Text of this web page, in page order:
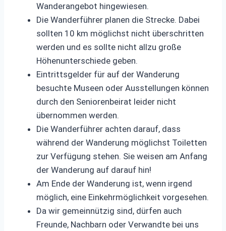
Wanderangebot hingewiesen.
Die Wanderführer planen die Strecke. Dabei
sollten 10 km möglichst nicht überschritten
werden und es sollte nicht allzu große
Höhenunterschiede geben.
Eintrittsgelder für auf der Wanderung
besuchte Museen oder Ausstellungen können
durch den Seniorenbeirat leider nicht
übernommen werden.
Die Wanderführer achten darauf, dass
während der Wanderung möglichst Toiletten
zur Verfügung stehen. Sie weisen am Anfang
der Wanderung auf darauf hin!
Am Ende der Wanderung ist, wenn irgend
möglich, eine Einkehrmöglichkeit vorgesehen.
Da wir gemeinnützig sind, dürfen auch
Freunde, Nachbarn oder Verwandte bei uns